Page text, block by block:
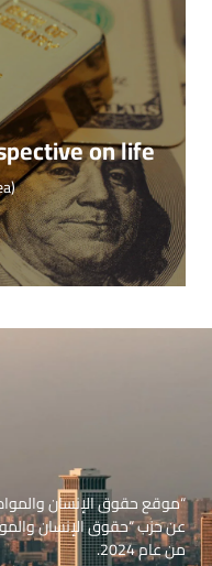
on life
“موقع حقوق الإنسان
من عام 2024.